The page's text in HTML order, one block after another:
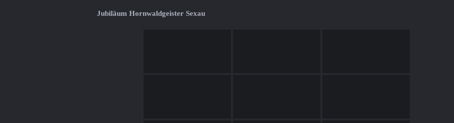
Jubiläum Hornwaldgeister Sexau